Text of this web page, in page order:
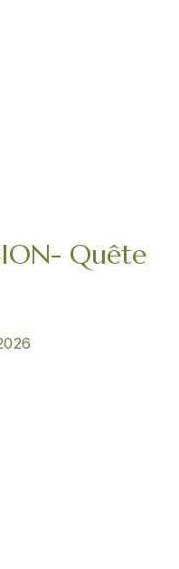
Quête